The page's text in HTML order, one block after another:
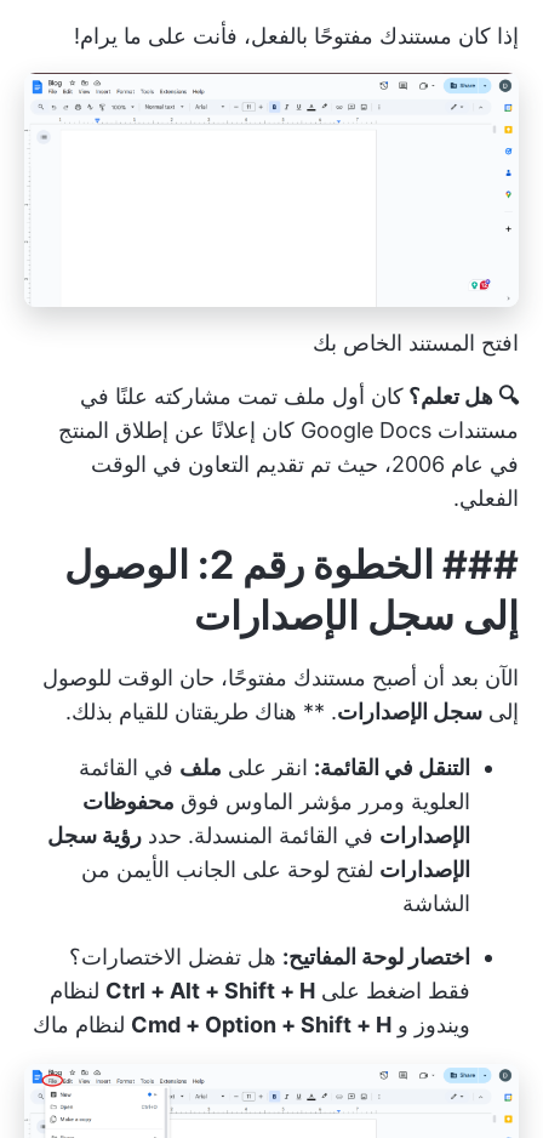
إذا كان مستندك مفتوحًا بالفعل، فأنت على ما يرام!
افتح المستند الخاص بك
🔍 هل تعلم؟ كان أول ملف تمت مشاركته علنًا في
مستندات Google Docs كان إعلانًا عن إطلاق المنتج
في عام 2006، حيث تم تقديم التعاون في الوقت
الفعلي.
###
الخطوة رقم 2: الوصول
إلى سجل الإصدارات
الآن بعد أن أصبح مستندك مفتوحًا، حان الوقت للوصول
إلى سجل الإصدارات. ** هناك طريقتان للقيام بذلك.
التنقل في القائمة: انقر على ملف في القائمة
العلوية ومرر مؤشر الماوس فوق محفوظات
الإصدارات في القائمة المنسدلة. حدد رؤية سجل
الإصدارات لفتح لوحة على الجانب الأيمن من
الشاشة
اختصار لوحة المفاتيح: هل تفضل الاختصارات؟
فقط اضغط على Ctrl + Alt + Shift + H لنظام
ويندوز و Cmd + Option + Shift + H لنظام ماك